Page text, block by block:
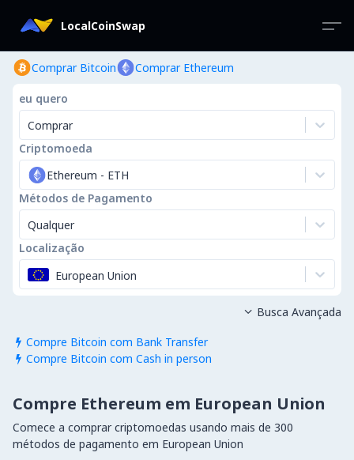
LocalCoinSwap
Comprar Bitcoin Comprar Ethereum
eu quero
Comprar
Criptomoeda
Ethereum - ETH
Métodos de Pagamento
Qualquer
Localização
European Union
 Compre Bitcoin com Bank Transfer
 Compre Bitcoin com Cash in person
 Busca Avançada
Compre Ethereum em European Union
Comece a comprar criptomoedas usando mais de 300
métodos de pagamento em European Union